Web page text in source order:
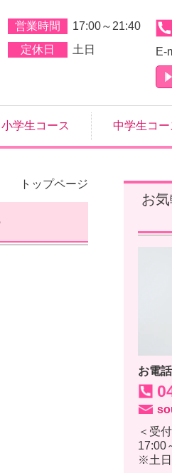
営業時間
17:00～21:40
定休日
土日 E-
小学生コース 中学生コー
トップページ
お
お電
＜受
17:00
※土日